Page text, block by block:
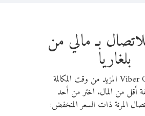
بـ مالي من
بلغاريا
يمنحك Viber Out المزيد من وقت المكالمة
أقل من المال. اختر من أحد
المرنة ذات السعر المنخفض: